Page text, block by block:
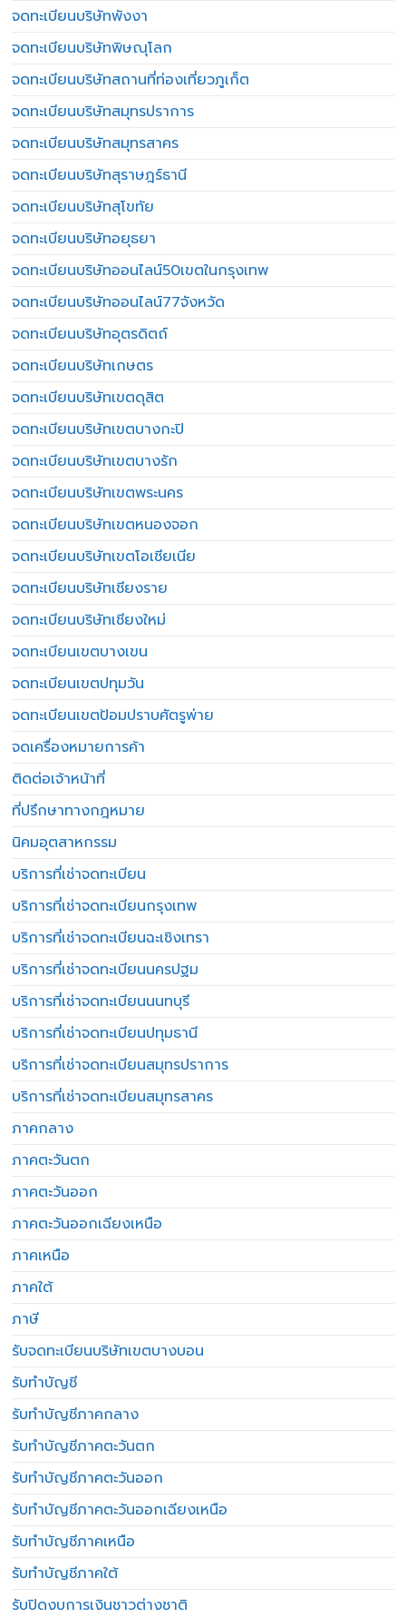
จดทะเบียนบริษัทพังงา
จดทะเบียนบริษัทพิษณุโลก
จดทะเบียนบริษัทสถานที่ท่องเที่ยวภูเก็ต
จดทะเบียนบริษัทสมุทรปราการ
จดทะเบียนบริษัทสมุทรสาคร
จดทะเบียนบริษัทสุราษฎร์ธานี
จดทะเบียนบริษัทสุโขทัย
จดทะเบียนบริษัทอยุธยา
จดทะเบียนบริษัทออนไลน์50เขตในกรุงเทพ
จดทะเบียนบริษัทออนไลน์77จังหวัด
จดทะเบียนบริษัทอุตรดิตถ์
จดทะเบียนบริษัทเกษตร
จดทะเบียนบริษัทเขตดุสิต
จดทะเบียนบริษัทเขตบางกะปิ
จดทะเบียนบริษัทเขตบางรัก
จดทะเบียนบริษัทเขตพระนคร
จดทะเบียนบริษัทเขตหนองจอก
จดทะเบียนบริษัทเขตโอเชียเนีย
จดทะเบียนบริษัทเชียงราย
จดทะเบียนบริษัทเชียงใหม่
จดทะเบียนเขตบางเขน
จดทะเบียนเขตปทุมวัน
จดทะเบียนเขตป้อมปราบศัตรูพ่าย
จดเครื่องหมายการค้า
ติดต่อเจ้าหน้าที่
ที่ปรึกษาทางกฎหมาย
นิคมอุตสาหกรรม
บริการที่เช่าจดทะเบียน
บริการที่เช่าจดทะเบียนกรุงเทพ
บริการที่เช่าจดทะเบียนฉะเชิงเทรา
บริการที่เช่าจดทะเบียนนครปฐม
บริการที่เช่าจดทะเบียนนนทบุรี
บริการที่เช่าจดทะเบียนปทุมธานี
บริการที่เช่าจดทะเบียนสมุทรปราการ
บริการที่เช่าจดทะเบียนสมุทรสาคร
ภาคกลาง
ภาคตะวันตก
ภาคตะวันออก
ภาคตะวันออกเฉียงเหนือ
ภาคเหนือ
ภาคใต้
ภาษี
รับจดทะเบียนบริษัทเขตบางบอน
รับทำบัญชี
รับทำบัญชีภาคกลาง
รับทำบัญชีภาคตะวันตก
รับทำบัญชีภาคตะวันออก
รับทำบัญชีภาคตะวันออกเฉียงเหนือ
รับทำบัญชีภาคเหนือ
รับทำบัญชีภาคใต้
รับปิดงบการเงินชาวต่างชาติ